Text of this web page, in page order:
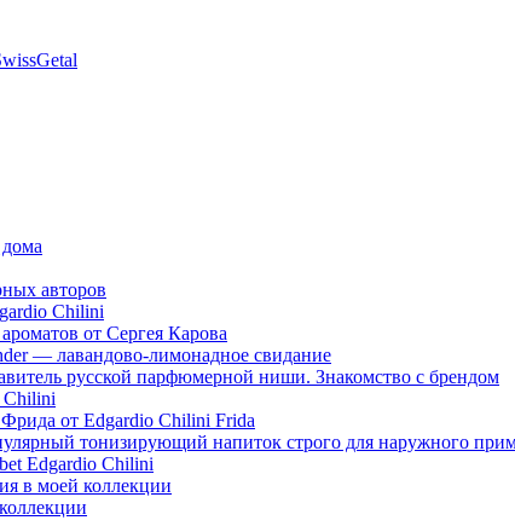
авторов
Chilini
от Сергея Карова
— лавандово-лимонадное свидание
русской парфюмерной ниши. Знакомство с брендом
Chilini
Фрида от Edgardio Chilini Frida
тонизирующий напиток строго для наружного
Edgardio Chilini
в моей коллекции